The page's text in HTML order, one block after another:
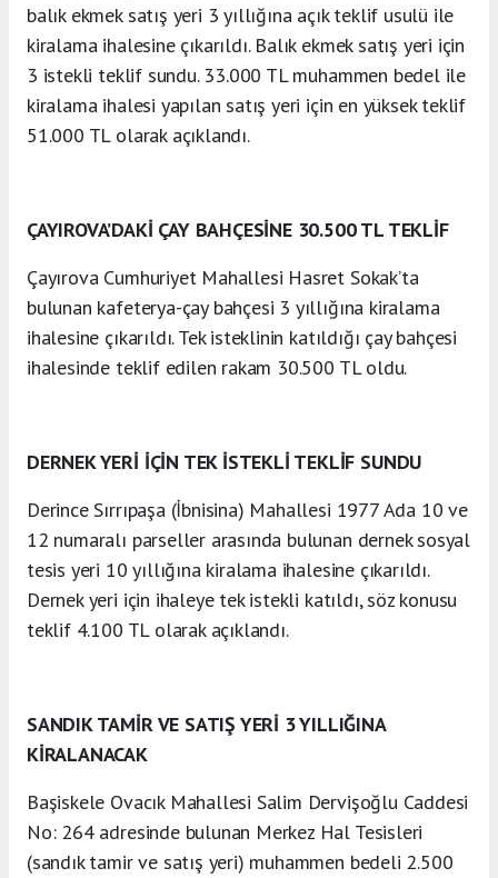
balık ekmek satış yeri 3 yıllığına açık teklif usulü ile
kiralama ihalesine çıkarıldı. Balık ekmek satış yeri için
3 istekli teklif sundu. 33.000 TL muhammen bedel ile
kiralama ihalesi yapılan satış yeri için en yüksek teklif
51.000 TL olarak açıklandı.
ÇAYIROVA’DAKİ ÇAY BAHÇESİNE 30.500 TL TEKLİF
Çayırova Cumhuriyet Mahallesi Hasret Sokak’ta
bulunan kafeterya-çay bahçesi 3 yıllığına kiralama
ihalesine çıkarıldı. Tek isteklinin katıldığı çay bahçesi
ihalesinde teklif edilen rakam 30.500 TL oldu.
DERNEK YERİ İÇİN TEK İSTEKLİ TEKLİF SUNDU
Derince Sırrıpaşa (İbnisina) Mahallesi 1977 Ada 10 ve
12 numaralı parseller arasında bulunan dernek sosyal
tesis yeri 10 yıllığına kiralama ihalesine çıkarıldı.
Dernek yeri için ihaleye tek istekli katıldı, söz konusu
teklif 4.100 TL olarak açıklandı.
SANDIK TAMİR VE SATIŞ YERİ 3 YILLIĞINA
KİRALANACAK
Başiskele Ovacık Mahallesi Salim Dervişoğlu Caddesi
No: 264 adresinde bulunan Merkez Hal Tesisleri
(sandık tamir ve satış yeri) muhammen bedeli 2.500